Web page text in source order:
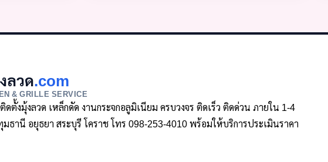
ลวด.com
& GRILLE SERVICE
ดตั้งมุ้งลวด เหล็กดัด งานกระจกอลูมิเนียม ครบวงจร ติดเร็ว ติดด่วน ภายใน 1-4
านี อยุธยา สระบุรี โคราช โทร 098-253-4010 พร้อมให้บริการประเมินราคา